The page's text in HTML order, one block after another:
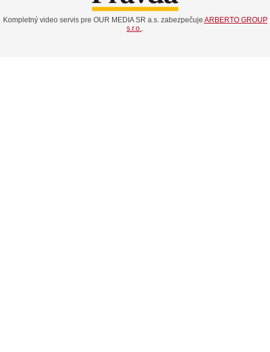
Kompletný video servis pre OUR MEDIA SR a.s. zabezpečuje ARBERTO GROUP
s.r.o.